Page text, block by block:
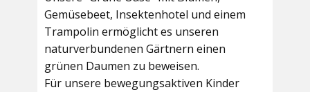
Gemüsebeet, Insektenhotel und einem
Trampolin ermöglicht es unseren
naturverbundenen Gärtnern einen
grünen Daumen zu beweisen.
Für unsere bewegungsaktiven Kinder